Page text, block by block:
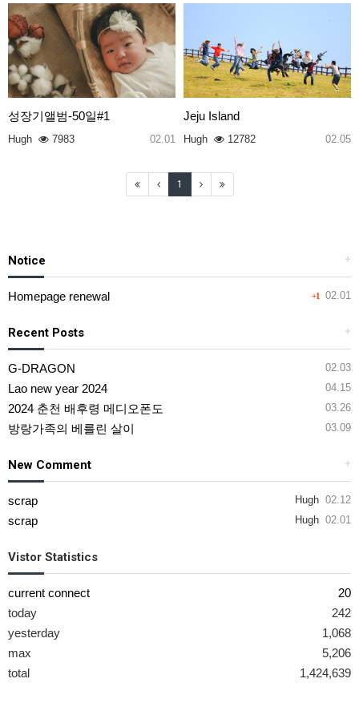
성장기앨범-50일#1
Hugh 7983 02.01
Jeju Island
Hugh 12782 02.05
1
+
Notice
+1 02.01
Homepage renewal
+
Recent Posts
02.03
G-DRAGON
04.15
Lao new year 2024
03.26
2024 춘천 배후령 메디오폰도
03.09
방랑가족의 베를린 살이
+
New Comment
Hugh 02.12
scrap
Hugh 02.01
scrap
Vistor Statistics
current connect
20
today
242
yesterday
1,068
max
5,206
total
1,424,639